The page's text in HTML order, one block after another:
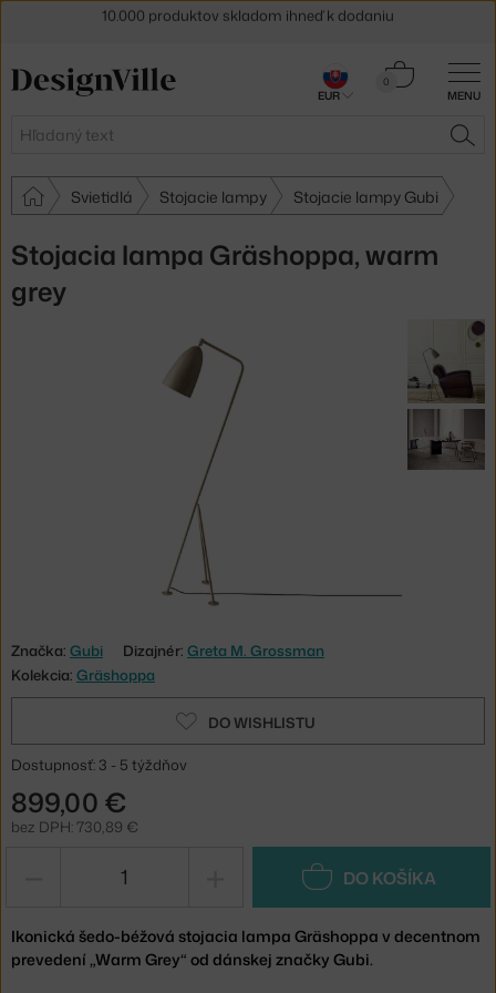
MENU
Hľadať
0
Košík
Svietidlá Stojacie lampy Stojacie lampy Gubi
Stojacia lampa Gräshoppa, warm
grey
Značka: Gubi Dizajnér: Greta M. Grossman
Kolekcia: Gräshoppa
DO WISHLISTU
Dostupnosť: 3 - 5 týždňov
899,00 €
bez DPH: 730,89 €
DO KOŠÍKA
Ikonická šedo-béžová stojacia lampa Gräshoppa v decentnom
prevedení „Warm Grey“ od dánskej značky Gubi.
30 dní na vrátenie tovaru
EUR